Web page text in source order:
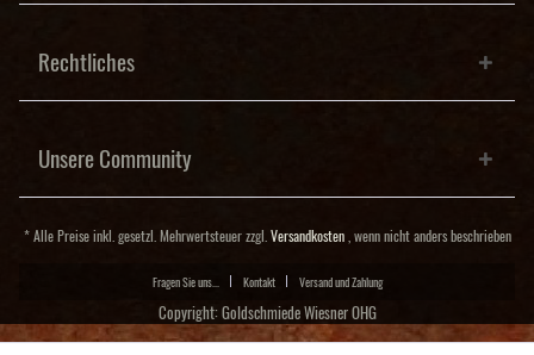
Rechtliches
Unsere Community
* Alle Preise inkl. gesetzl. Mehrwertsteuer zzgl. Versandkosten, wenn nicht anders beschrieben
Fragen Sie uns... Kontakt Versand und Zahlung
Copyright: Goldschmiede Wiesner OHG